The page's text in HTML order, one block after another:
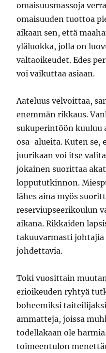
omaisuusmassoja
omaisuuden tuottoa
aikaan sen, että
yläluokka, jolla on
valtaoikeudet. Edes
voi vaikuttaa asiaan.
Aateluus velvoittaa,
enemmän rikkaus.
sukuperintöön kuuluu
osa-alueita. Kuten se,
juurikaan voi itse
jokainen suorittaa
loppututkinnon.
lähes aina myös
reserviupseerikoulun
aikana. Rikkaiden
takuuvarmasti
johdettavia.
Toki vuosittain
erioikeuden ryhtyä
boheemiksi
ammatteja, joissa
todellakaan ole
toimeentulon